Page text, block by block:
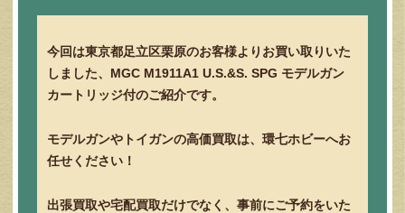
今回は東京都足立区栗原のお客様よりお買い取りいた
しました、MGC M1911A1 U.S.&S. SPG モデルガン
カートリッジ付のご紹介です。
モデルガンやトイガンの高価買取は、環七ホビーへお
任せください！
出張買取や宅配買取だけでなく、事前にご予約をいた